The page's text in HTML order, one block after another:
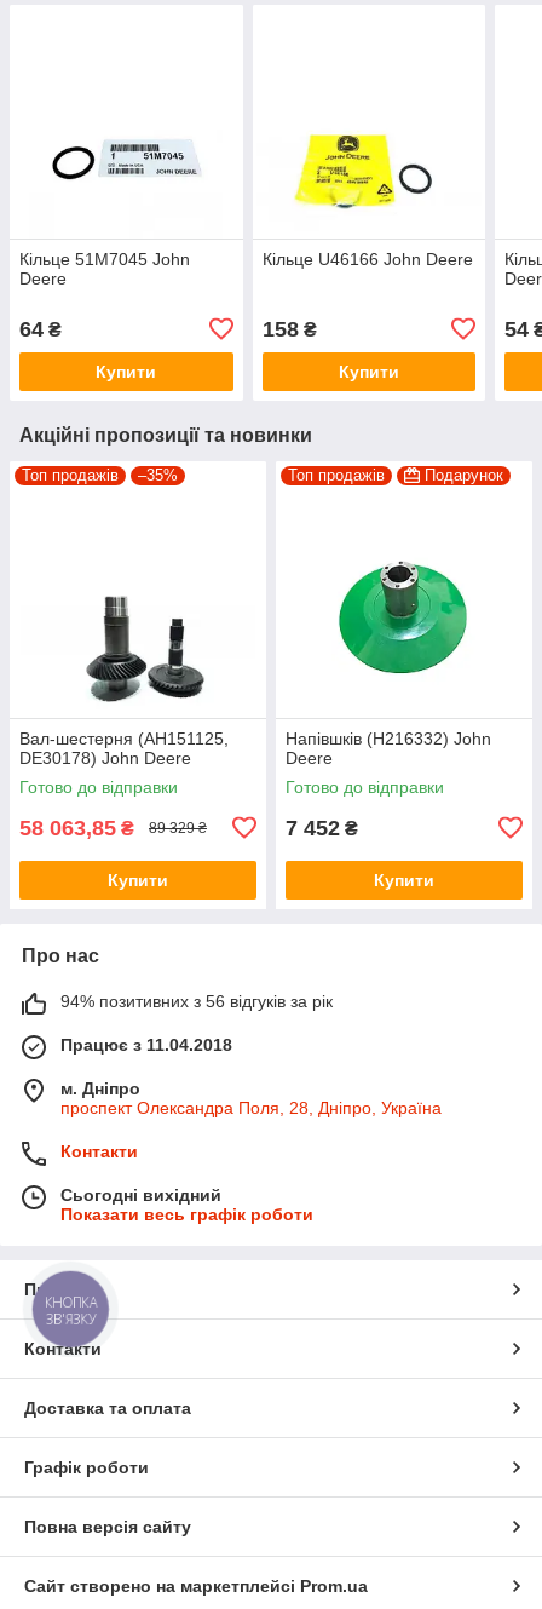
Кільце 51M7045 John
Deere
64 ₴
Купити
Кільце U46166 John Deere
158₴
Купити
54
Акційні пропозиції та новинки
Топ продажів –35%
Вал-шестерня (AH151125,
DE30178) John Deere
Готово до відправки
58 063,85 ₴ 89 329 ₴
Купити
Топ продажів Подарунок
Напівшків (H216332) John
Deere
Готово до відправки
7 452 ₴
Купити
Про нас
94% позитивних з 56 відгуків за рік
Працює з 11.04.2018
м. Дніпро
проспект Олександра Поля, 28, Дніпро, Україна
Контакти
Сьогодні вихідний
Показати весь графік роботи
Про нас
Контакти
Доставка та оплата
Графік роботи
Повна версія сайту
Сайт створено на маркетплейсі Prom.ua
КНОПКА
ЗВ'ЯЗКУ